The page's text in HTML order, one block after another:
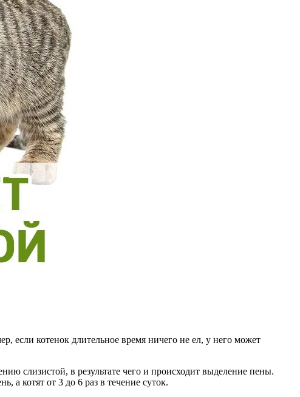
если котенок длительное время ничего не ел, у него может
слизистой, в результате чего и происходит выделение пены.
а котят от 3 до 6 раз в течение суток.